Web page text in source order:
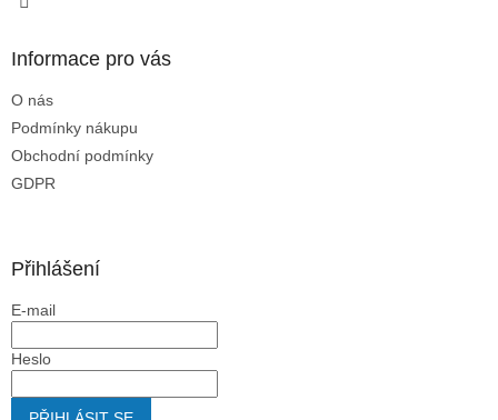
Informace pro vás
O nás
Podmínky nákupu
Obchodní podmínky
GDPR
Přihlášení
E-mail
Heslo